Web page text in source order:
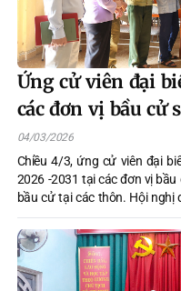
Ứng cử viên đại
các đơn vị bầu cử
các thôn
04/03/2026
Chiều 4/3, ứng cử viên đại
2026 -2031 tại các đơn vị
bầu cử tại các thôn. Hội nghị
Nam xã Yên Sơn chủ trì tổ